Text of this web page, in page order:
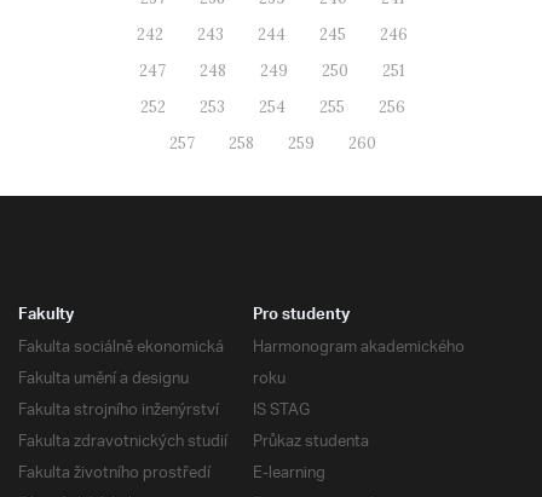
242
243 244 245
246
247
248 249 250
251
252
253 254 255
256
257
258 259 260
Fakulty
Fakulta sociálně ekonomická
Fakulta umění a designu
Fakulta strojního inženýrství
Fakulta zdravotnických studií
Fakulta životního prostředí
Pro studenty
Harmonogram akademického
roku
IS STAG
Průkaz studenta
E-learning